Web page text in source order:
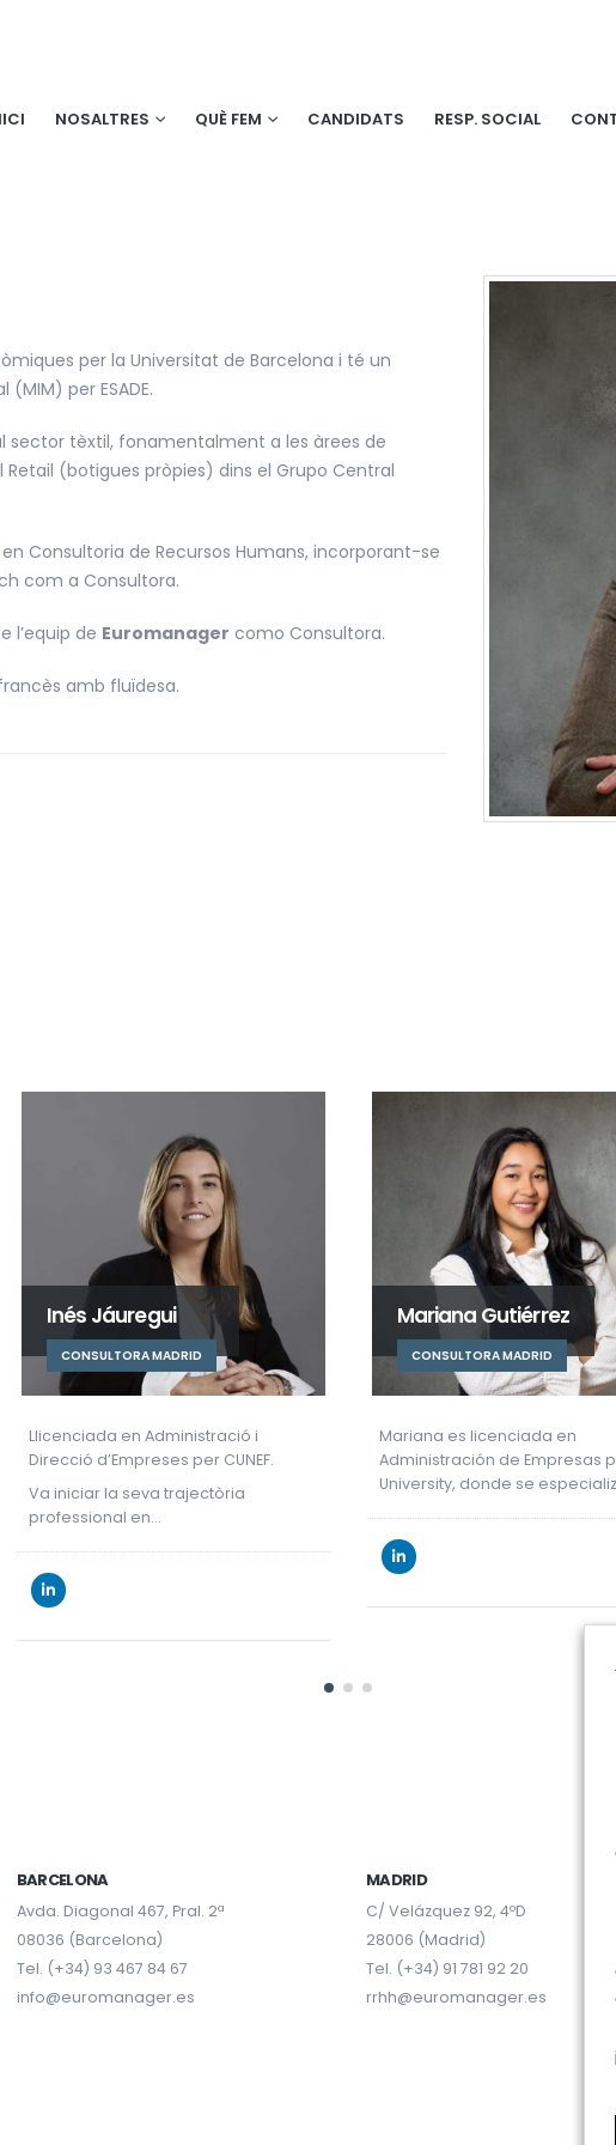
NOSALTRES QUÈ FEM CANDIDATS RESP. SOCIAL
per la Universitat de Barcelona i té un
per ESADE.
sector tèxtil, fonamentalment a les àrees de
(botigues pròpies) dins el Grupo Central
Consultoria de Recursos Humans, incorporant-se
com a Consultora.
l’equip de Euromanager como Consultora.
amb fluïdesa.
Mariana Gutiérrez
CONSULTORA MADRID
Mariana es licenciada en
Administración de Empresas por la IE
University, donde se especializó…
Manuela Vallejo
RESPONSABLE
D’ADMINISTRACIÓ I FINANCES
BARCELONA
Avda. Diagonal 467, Pral. 2ª
08036 (Barcelona)
Tel. (+34) 93 467 84 67
info@euromanager.es
MADRID
C/ Velázquez 92, 4ºD
28006 (Madrid)
Tel. (+34) 91 781 92 20
rrhh@euromanager.es